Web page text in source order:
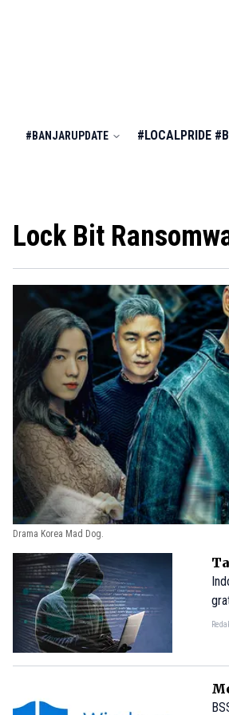
#BANJARUPDATE #LOCALPRIDE
Lock Bit
Drama Korea Mad Dog.